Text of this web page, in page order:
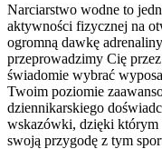
Narciarstwo wodne to
aktywności fizycznej na
ogromną dawkę
przeprowadzimy Cię
świadomie wybrać
Twoim poziomie
dziennikarskiego
wskazówki, dzięki którym
swoją przygodę z tym